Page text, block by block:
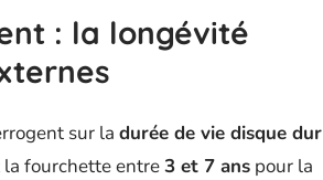
: la longévité
sur la durée de vie disque dur
fourchette entre3 et 7 ans pour la